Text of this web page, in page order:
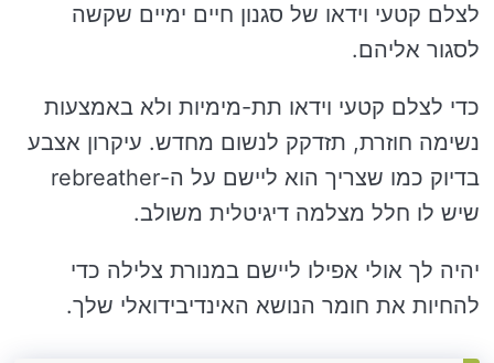
לצלם קטעי וידאו של סגנון חיים ימיים שקשה
לסגור אליהם.
כדי לצלם קטעי וידאו תת-מימיות ולא באמצעות
נשימה חוזרת, תזדקק לנשום מחדש. עיקרון אצבע
בדיוק כמו שצריך הוא ליישם על ה-rebreather
שיש לו חלל מצלמה דיגיטלית משולב.
יהיה לך אולי אפילו ליישם במנורת צלילה כדי
להחיות את חומר הנושא האינדיבידואלי שלך.